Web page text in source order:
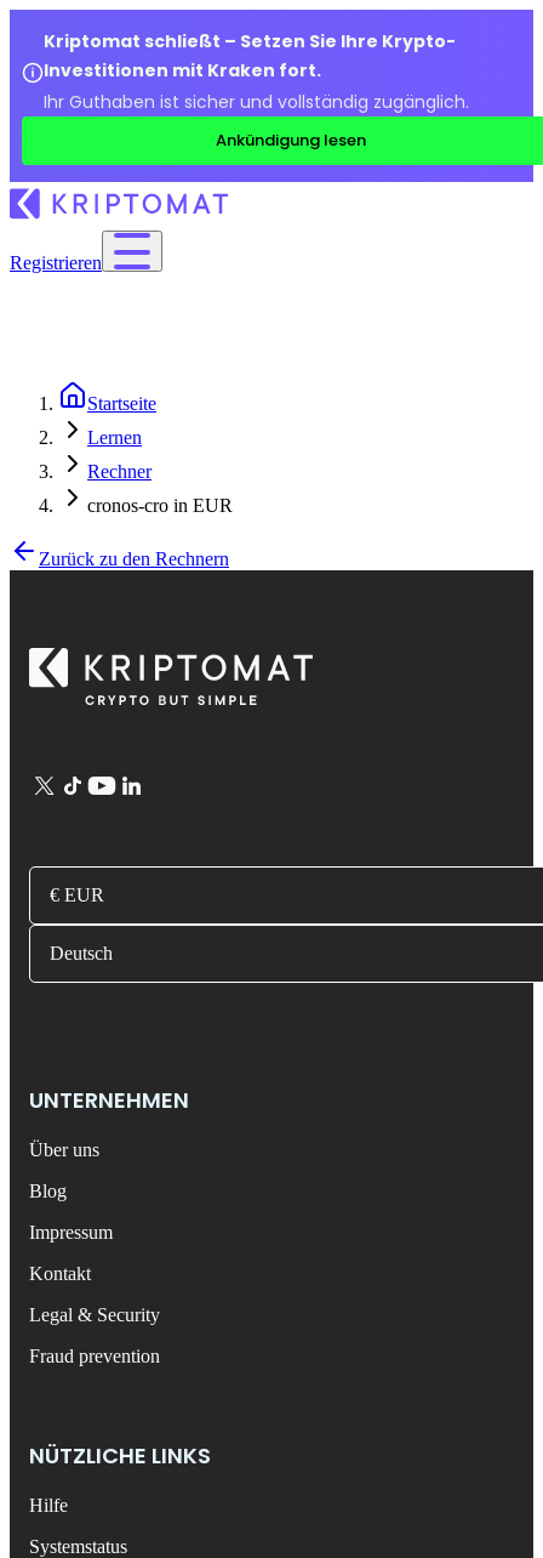
Kriptomat schließt – Setzen Sie Ihre Krypto-
Investitionen mit Kraken fort.
Ihr Guthaben ist sicher und vollständig zugänglich.
Ankündigung lesen
Registrieren
Startseite
Lernen
Rechner
cronos-cro in EUR
Zurück zu den Rechnern
€ EUR
Deutsch
UNTERNEHMEN
Über uns
Blog
Impressum
Kontakt
Legal & Security
Fraud prevention
NÜTZLICHE LINKS
Hilfe
Systemstatus